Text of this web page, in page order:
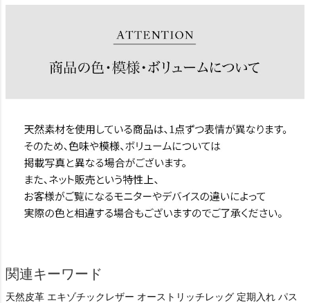
関連キーワード
天然皮革 エキゾチックレザー オーストリッチレッグ 定期入れ パス